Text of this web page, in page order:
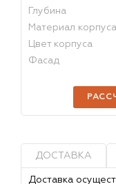
Глубина
Материал корпуса
Цвет корпуса
Фасад
ДОСТАВКА
Доставка